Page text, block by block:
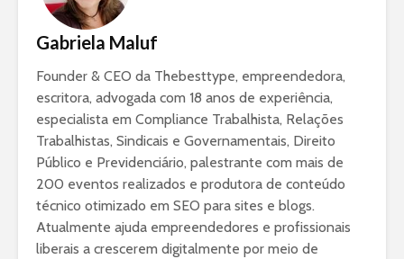
Gabriela Maluf
Founder & CEO da Thebesttype, empreendedora,
escritora, advogada com 18 anos de experiência,
especialista em Compliance Trabalhista, Relações
Trabalhistas, Sindicais e Governamentais, Direito
Público e Previdenciário, palestrante com mais de
200 eventos realizados e produtora de conteúdo
técnico otimizado em SEO para sites e blogs.
Atualmente ajuda empreendedores e profissionais
liberais a crescerem digitalmente por meio de